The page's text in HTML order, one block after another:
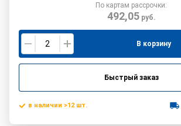
По картам рассрочки:
492,05руб.
В корзину
Быстрый заказ
в наличии >12 шт.